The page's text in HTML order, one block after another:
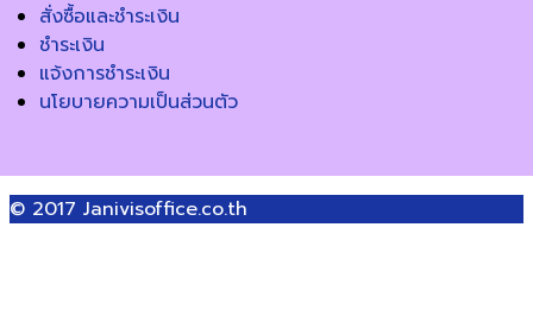
สั่งซื้อและชำระเงิน
ชำระเงิน
แจ้งการชำระเงิน
นโยบายความเป็นส่วนตัว
© 2017 Janivisoffice.co.th